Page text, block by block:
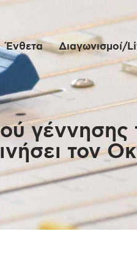
Ένθετα Διαγωνισμοί/
γέννησης
τον